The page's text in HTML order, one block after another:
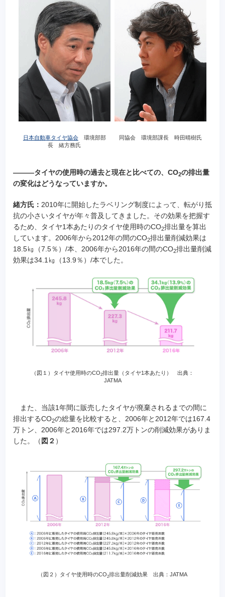
日本自動車タイヤ協会環境部部
長 緒方務氏
同協会 環境部課長 時田晴樹氏
―――タイヤの使用時の過去と現在と比べての、CO2の排出量
の変化はどうなっていますか。
緒方氏： 2010年に開始したラベリング制度によって、転がり抵
抗の小さいタイヤが年々普及してきました。その効果を把握す
るため、タイヤ1本あたりのタイヤ使用時のCO2排出量を算出
しています。2006年から2012年の間のCO2排出量削減効果は
18.5㎏（7.5％）/本、2006年から2016年の間のCO2排出量削減
効果は34.1㎏（13.9％）/本でした。
（図１）タイヤ使用時のCO2排出量（タイヤ1本あたり） 出典：
JATMA
また、当該1年間に販売したタイヤが廃棄されるまでの間に
排出するCO2の総量を比較すると、2006年と2012年では167.4
万トン、2006年と2016年では297.2万トンの削減効果がありま
した。（ 図２ ）
（図２）タイヤ使用時のCO2排出量削減効果 出典：JATMA